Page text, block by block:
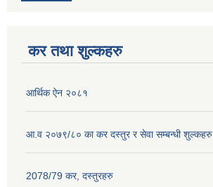
कर तथा शुल्कहरु
आर्थिक ऐन २०८१
आ.व २०७९/८० का कर दस्तुर र सेवा सम्बन्धी शुल्कहरु
2078/79 कर, दस्तुरहरु